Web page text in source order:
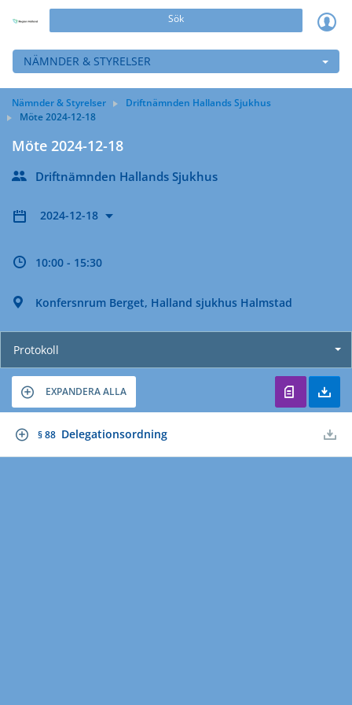
Sök
NÄMNDER & STYRELSER
Nämnder & Styrelser
Driftnämnden Hallands Sjukhus
Möte 2024-12-18
Möte 2024-12-18
Driftnämnden Hallands Sjukhus
2024-12-18
10:00 - 15:30
Konfersnrum Berget, Halland sjukhus Halmstad
Protokoll
EXPANDERA ALLA
§ 88 Delegationsordning